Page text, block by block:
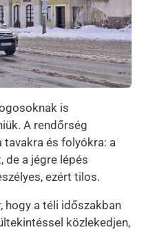
is
A rendőrség
tavakra és folyókra: a
de a jégre lépés
ezért tilos.
hogy a téli időszakban
közlekedjen,